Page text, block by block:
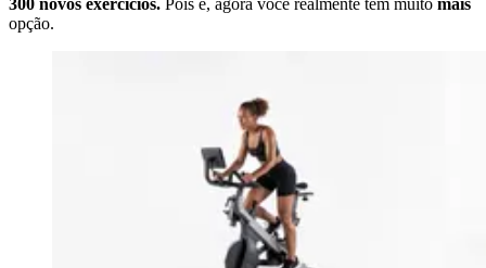
300 novos exercícios. Pois é, agora você realmente tem muito mais
opção.